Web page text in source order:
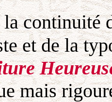
la continuité
et de la
mais